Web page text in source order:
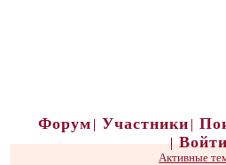
Форум Участники
Войти
Активные